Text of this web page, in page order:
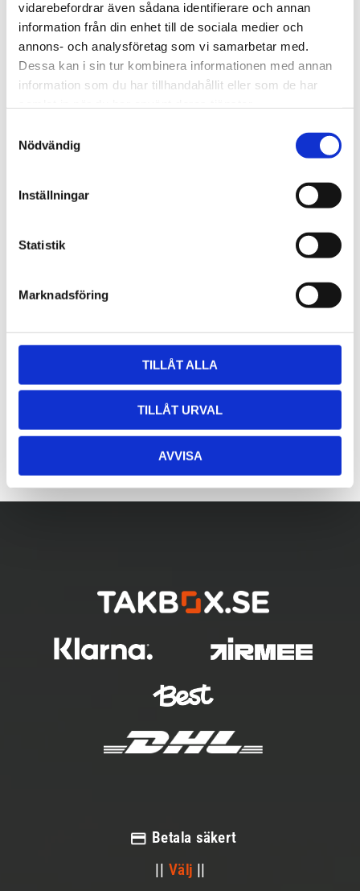
vidarebefordrar även sådana identifierare och annan
information från din enhet till de sociala medier och
annons- och analysföretag som vi samarbetar med.
Dessa kan i sin tur kombinera informationen med annan
information som du har tillhandahållit eller som de har
Nödvändig
Inställningar
Statistik
Marknadsföring
TILLÅT ALLA
TILLÅT URVAL
AVVISA
Lättmonterad
takräcken, för fordon utan
befintliga fästpunkter för
fabriksmonterade räcken.
1 795 kr
kr
Lättmonterad
Edge-takräcken, för
fordon utan befintliga
eller fabriksmonterade
räcken.
2 525kr
2 635
Betala säkert
|| Välj ||